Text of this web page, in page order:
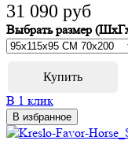
31 090 руб
Выбрать размер
В 1 клик
В избранное